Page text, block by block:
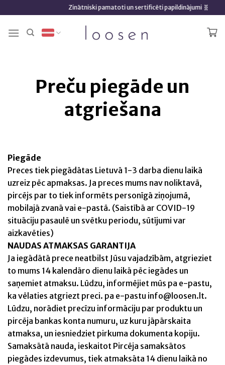
content
Zinātniski pamatoti un sertificēti papildinājumi 🧬
Preču piegāde un
atgriešana
Piegāde
Preces tiek piegādātas Lietuvā 1-3 darba dienu laikā
uzreiz pēc apmaksas. Ja preces mums nav noliktavā,
pircējs par to tiek informēts personīgā ziņojumā,
mobilajā zvanā vai e-pastā. (Saistībā ar COVID-19
situāciju pasaulē un svētku periodu, sūtījumi var
aizkavēties)
NAUDAS ATMAKSAS GARANTIJA
Ja iegādātā prece neatbilst Jūsu vajadzībām, atgrieziet
to mums 14 kalendāro dienu laikā pēc iegādes un
saņemiet atmaksu. Lūdzu, informējiet mūs pa e-pastu,
ka vēlaties atgriezt preci. pa e-pastu info@loosen.lt.
Lūdzu, norādiet precīzu informāciju par produktu un
pircēja bankas konta numuru, uz kuru jāpārskaita
atmaksa, un iesniedziet pirkuma dokumenta kopiju.
Samaksātā nauda, ​​ieskaitot Pircēja samaksātos
piegādes izdevumus, tiek atmaksāta 14 dienu laikā no